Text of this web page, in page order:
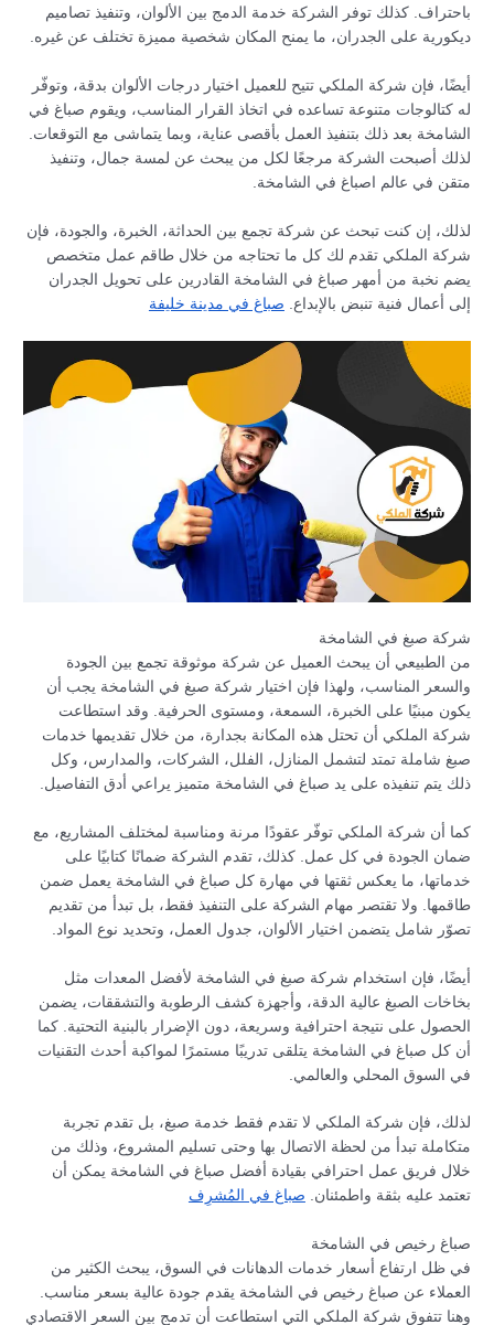
باحتراف. كذلك توفر الشركة خدمة الدمج بين الألوان، وتنفيذ تصاميم
ديكورية على الجدران، ما يمنح المكان شخصية مميزة تختلف عن غيره.
أيضًا، فإن شركة الملكي تتيح للعميل اختيار درجات الألوان بدقة، وتوفّر
له كتالوجات متنوعة تساعده في اتخاذ القرار المناسب، ويقوم صباغ في
الشامخة بعد ذلك بتنفيذ العمل بأقصى عناية، وبما يتماشى مع التوقعات.
لذلك أصبحت الشركة مرجعًا لكل من يبحث عن لمسة جمال، وتنفيذ
متقن في عالم اصباغ في الشامخة.
لذلك، إن كنت تبحث عن شركة تجمع بين الحداثة، الخبرة، والجودة، فإن
شركة الملكي تقدم لك كل ما تحتاجه من خلال طاقم عمل متخصص
يضم نخبة من أمهر صباغ في الشامخة القادرين على تحويل الجدران
إلى أعمال فنية تنبض بالإبداع. صباغ في مدينة خليفة
شركة صبغ في الشامخة
من الطبيعي أن يبحث العميل عن شركة موثوقة تجمع بين الجودة
والسعر المناسب، ولهذا فإن اختيار شركة صبغ في الشامخة يجب أن
يكون مبنيًا على الخبرة، السمعة، ومستوى الحرفية. وقد استطاعت
شركة الملكي أن تحتل هذه المكانة بجدارة، من خلال تقديمها خدمات
صبغ شاملة تمتد لتشمل المنازل، الفلل، الشركات، والمدارس، وكل
ذلك يتم تنفيذه على يد صباغ في الشامخة متميز يراعي أدق التفاصيل.
كما أن شركة الملكي توفّر عقودًا مرنة ومناسبة لمختلف المشاريع، مع
ضمان الجودة في كل عمل. كذلك، تقدم الشركة ضمانًا كتابيًا على
خدماتها، ما يعكس ثقتها في مهارة كل صباغ في الشامخة يعمل ضمن
طاقمها. ولا تقتصر مهام الشركة على التنفيذ فقط، بل تبدأ من تقديم
تصوّر شامل يتضمن اختيار الألوان، جدول العمل، وتحديد نوع المواد.
أيضًا، فإن استخدام شركة صبغ في الشامخة لأفضل المعدات مثل
بخاخات الصبغ عالية الدقة، وأجهزة كشف الرطوبة والتشققات، يضمن
الحصول على نتيجة احترافية وسريعة، دون الإضرار بالبنية التحتية. كما
أن كل صباغ في الشامخة يتلقى تدريبًا مستمرًا لمواكبة أحدث التقنيات
في السوق المحلي والعالمي.
لذلك، فإن شركة الملكي لا تقدم فقط خدمة صبغ، بل تقدم تجربة
متكاملة تبدأ من لحظة الاتصال بها وحتى تسليم المشروع، وذلك من
خلال فريق عمل احترافي بقيادة أفضل صباغ في الشامخة يمكن أن
تعتمد عليه بثقة واطمئنان. صباغ في المُشرِف
صباغ رخيص في الشامخة
في ظل ارتفاع أسعار خدمات الدهانات في السوق، يبحث الكثير من
العملاء عن صباغ رخيص في الشامخة يقدم جودة عالية بسعر مناسب.
وهنا تتفوق شركة الملكي التي استطاعت أن تدمج بين السعر الاقتصادي